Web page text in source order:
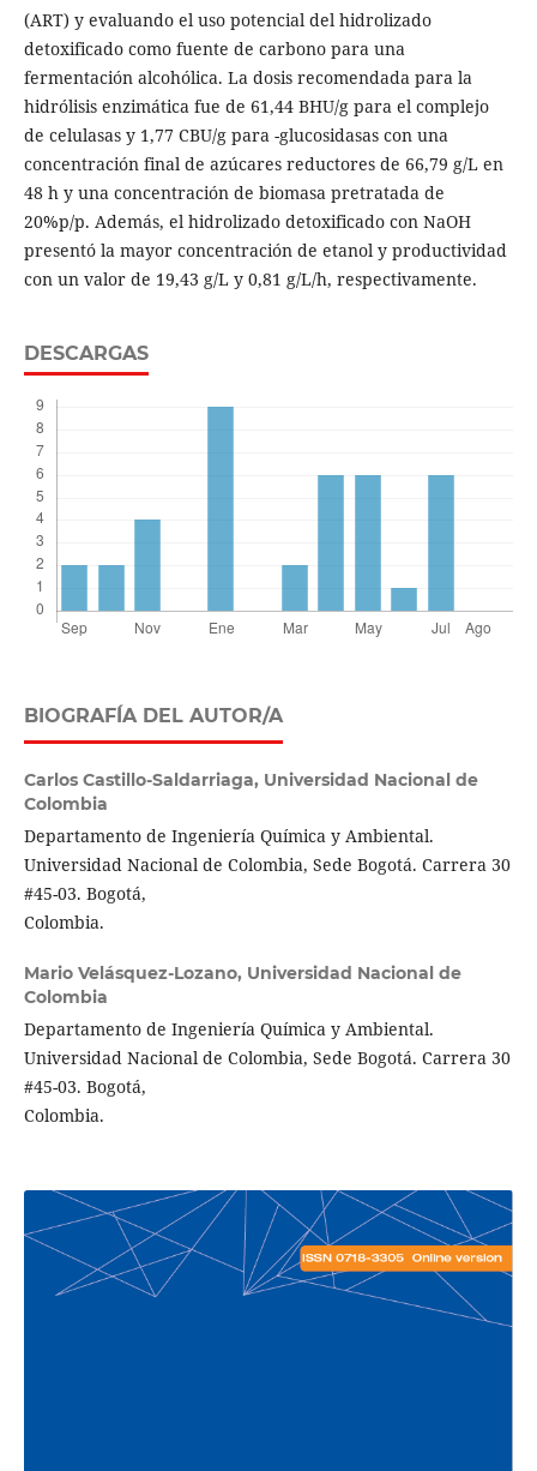
(ART) y evaluando el uso potencial del hidrolizado
detoxificado como fuente de carbono para una
fermentación alcohólica. La dosis recomendada para la
hidrólisis enzimática fue de 61,44 BHU/g para el complejo
de celulasas y 1,77 CBU/g para -glucosidasas con una
concentración final de azúcares reductores de 66,79 g/L en
48 h y una concentración de biomasa pretratada de
20%p/p. Además, el hidrolizado detoxificado con NaOH
presentó la mayor concentración de etanol y productividad
con un valor de 19,43 g/L y 0,81 g/L/h, respectivamente.
DESCARGAS
BIOGRAFÍA DEL AUTOR/A
Carlos Castillo-Saldarriaga, Universidad Nacional de
Colombia
Departamento de Ingeniería Química y Ambiental.
Universidad Nacional de Colombia, Sede Bogotá. Carrera 30
#45-03. Bogotá,
Colombia.
Mario Velásquez-Lozano, Universidad Nacional de
Colombia
Departamento de Ingeniería Química y Ambiental.
Universidad Nacional de Colombia, Sede Bogotá. Carrera 30
#45-03. Bogotá,
Colombia.